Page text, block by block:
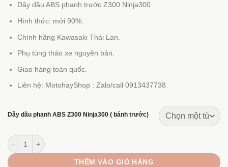
1.080.000 ₫
Dây dầu ABS phanh trước Z300 Ninja300
Hình thức: mới 90%.
Chính hãng Kawasaki Thái Lan.
Phụ tùng tháo xe nguyên bản.
Giao hàng toàn quốc.
Liên hệ: MotohayShop : Zalo/call 0913437738
Dây dầu phanh ABS Z300 Ninja300 ( bánh trước)
Dây dầu phanh trước Z300 Ninja300 ABS số lượng
THÊM VÀO GIỎ HÀNG